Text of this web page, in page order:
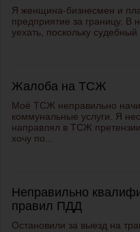
Я женщина-бизнесмен и
предприятие за границу. В
уехать, поскольку
Жалоба на ТСЖ
Моё ТСЖ неправильно
коммунальные услуги. Я
направлял в ТСЖ
хочу по...
Неправильно
правил ПДД
Остановили за выезд на